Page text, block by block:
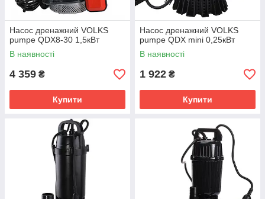
Насос дренажний VOLKS
pumpe QDX8-30 1,5кВт
В наявності
4 359 ₴
Купити
Насос дренажний VOLKS
pumpe QDX mini 0,25кВт
В наявності
1 922 ₴
Купити